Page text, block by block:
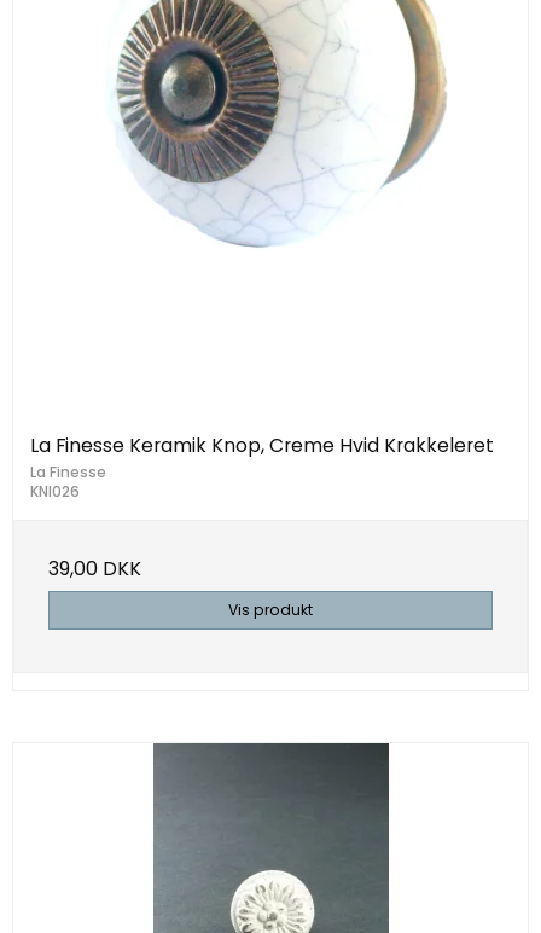
La Finesse Keramik Knop, Creme Hvid Krakkeleret
La Finesse
KNI026
39,00 DKK
Vis produkt